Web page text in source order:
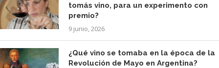
tomás vino, para un experimento con
premio?
9 junio, 2026
¿Qué vino se tomaba en la época de la
Revolución de Mayo en Argentina?